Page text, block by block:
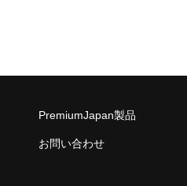
PremiumJapan製品
お問い合わせ